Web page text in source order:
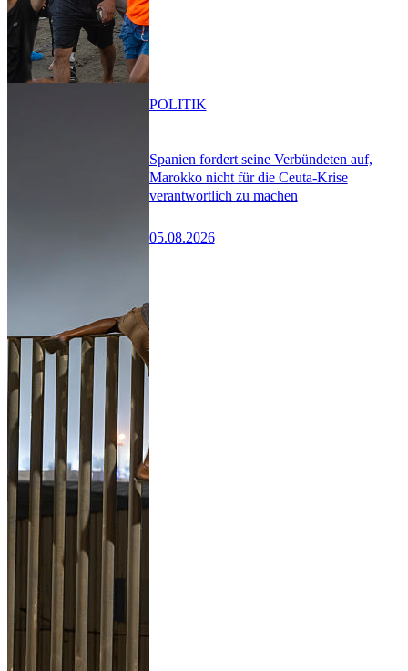
Spanien fordert seine Verbündeten auf,
Marokko nicht für die Ceuta-Krise
verantwortlich zu machen
05.08.2026
POLITIK